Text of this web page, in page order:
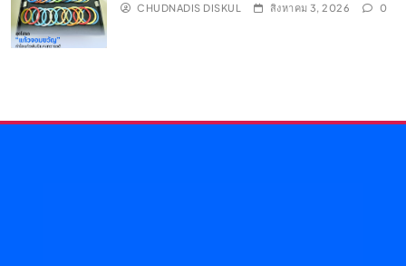
CHUDNADIS DISKUL สิงหาคม 3, 2026 0